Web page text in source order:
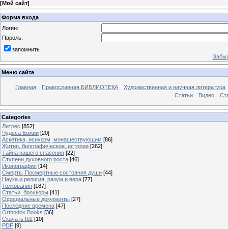
[Мой сайт]
Форма входа
Логин:
Пароль:
запомнить
Меню сайта
Главная Православная БИБЛИОТЕКА
Художественная и научная литература
Статьи
Видео
Categories
Литрес [852]
Чудеса Божии [20]
Аскетика, исихазм, монашествующим [86]
Жития, биографическое, истории [262]
Тайна нашего спасения [22]
Ступени духовного роста [46]
Иконография [14]
Смерть, Посмертные состояния души [44]
Наука и религия, разум и вера [77]
Толкования [187]
Статьи, брошюры [41]
Официальные документы [27]
Последние времена [47]
Orthodox Books [36]
Скачать fb2 [10]
PDF [9]